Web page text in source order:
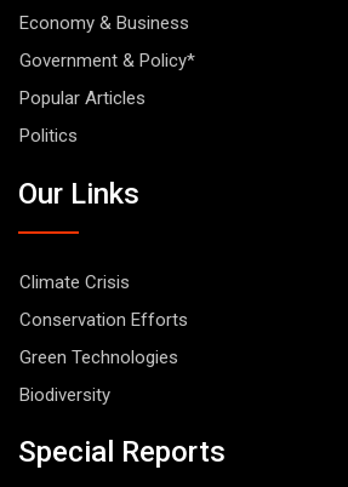
Economy & Business
Government & Policy*
Popular Articles
Politics
Our Links
Climate Crisis
Conservation Efforts
Green Technologies
Biodiversity
Special Reports